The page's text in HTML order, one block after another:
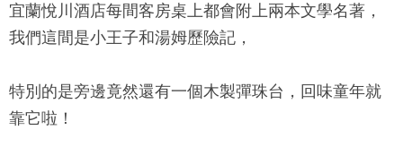
宜蘭悅川酒店每間客房桌上都會附上兩本文學名著，
我們這間是小王子和湯姆歷險記，
特別的是旁邊竟然還有一個木製彈珠台，回味童年就
靠它啦！